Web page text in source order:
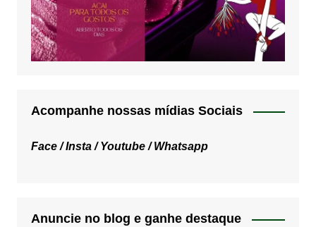
Acompanhe nossas mídias Sociais
Face /Insta /Youtube /Whatsapp
Anuncie no blog e ganhe destaque